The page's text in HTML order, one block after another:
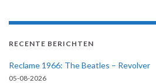
RECENTE BERICHTEN
Reclame 1966: The Beatles – Revolver
05-08-2026